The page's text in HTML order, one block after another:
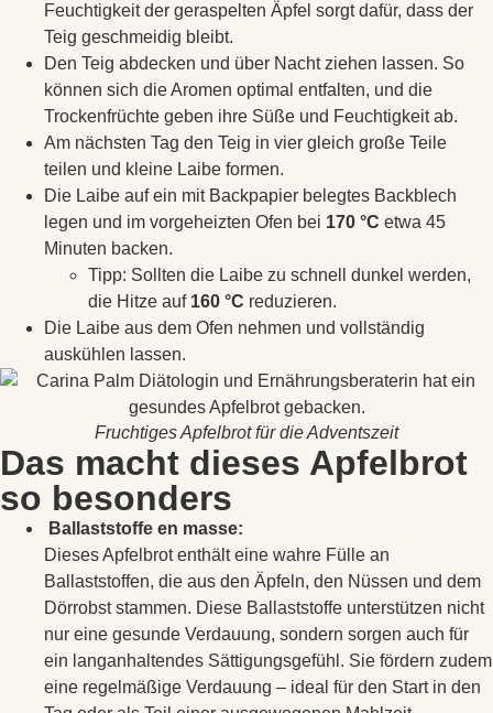
Feuchtigkeit der geraspelten Äpfel sorgt dafür, dass der
Teig geschmeidig bleibt.
Den Teig abdecken und über Nacht ziehen lassen. So
können sich die Aromen optimal entfalten, und die
Trockenfrüchte geben ihre Süße und Feuchtigkeit ab.
Am nächsten Tag den Teig in vier gleich große Teile
teilen und kleine Laibe formen.
Die Laibe auf ein mit Backpapier belegtes Backblech
legen und im vorgeheizten Ofen bei 170 °C etwa 45
Minuten backen.
Tipp: Sollten die Laibe zu schnell dunkel werden,
die Hitze auf 160 °C reduzieren.
Die Laibe aus dem Ofen nehmen und vollständig
auskühlen lassen.
Fruchtiges Apfelbrot für die Adventszeit
Das macht dieses Apfelbrot
so besonders
Ballaststoffe en masse:
Dieses Apfelbrot enthält eine wahre Fülle an
Ballaststoffen, die aus den Äpfeln, den Nüssen und dem
Dörrobst stammen. Diese Ballaststoffe unterstützen nicht
nur eine gesunde Verdauung, sondern sorgen auch für
ein langanhaltendes Sättigungsgefühl. Sie fördern zudem
eine regelmäßige Verdauung – ideal für den Start in den